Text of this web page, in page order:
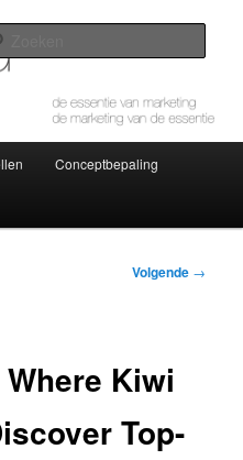
Conceptbepaling
Volgende →
Kiwi
Top-